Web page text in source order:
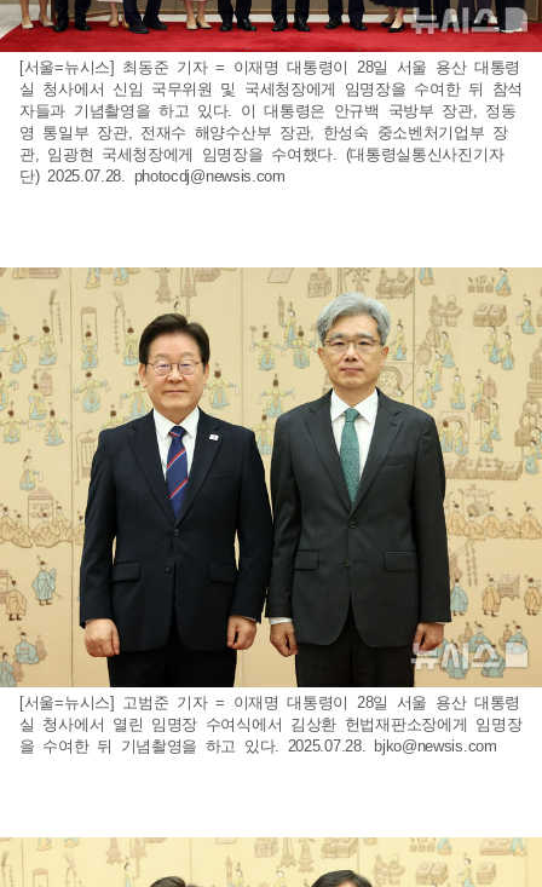
[서울=뉴시스] 최동준 기자 = 이재명 대통령이 28일 서울 용산 대통령
실 청사에서 신임 국무위원 및 국세청장에게 임명장을 수여한 뒤 참석
자들과 기념촬영을 하고 있다. 이 대통령은 안규백 국방부 장관, 정동
영 통일부 장관, 전재수 해양수산부 장관, 한성숙 중소벤처기업부 장
관, 임광현 국세청장에게 임명장을 수여했다. (대통령실통신사진기자
단) 2025.07.28. photocdj@newsis.com
[서울=뉴시스] 고범준 기자 = 이재명 대통령이 28일 서울 용산 대통령
실 청사에서 열린 임명장 수여식에서 김상환 헌법재판소장에게 임명장
을 수여한 뒤 기념촬영을 하고 있다. 2025.07.28. bjko@newsis.com